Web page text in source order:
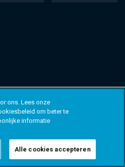
ons. Lees onze
om beter te
informatie
Alle cookies accepteren